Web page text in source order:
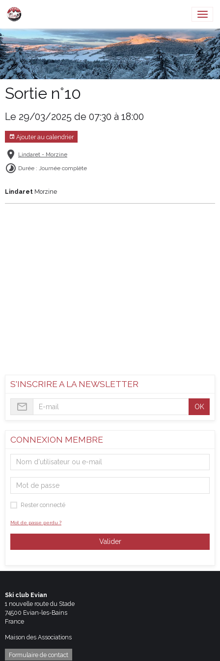
Sortie n°10
Le 29/03/2025 de 07:30 à 18:00
Ajouter au calendrier
Lindaret - Morzine
Durée : Journée complète
Lindaret Morzine
S'INSCRIRE A LA NEWSLETTER
OK
CONNEXION MEMBRE
Rester connecté
Mot de passe perdu ?
Valider
Ski club Evian
1 nouvelle route du Stade
74500 Evian-les-Bains
France
Maison des Associations
Formulaire de contact